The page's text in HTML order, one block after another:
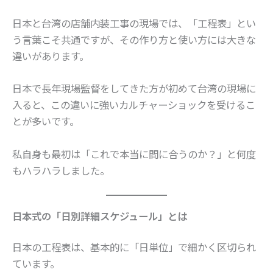
日本と台湾の店舗内装工事の現場では、「工程表」とい
う言葉こそ共通ですが、その作り方と使い方には大きな
違いがあります。
日本で長年現場監督をしてきた方が初めて台湾の現場に
入ると、この違いに強いカルチャーショックを受けるこ
とが多いです。
私自身も最初は「これで本当に間に合うのか？」と何度
もハラハラしました。
日本式の「日別詳細スケジュール」とは
日本の工程表は、基本的に「日単位」で細かく区切られ
ています。